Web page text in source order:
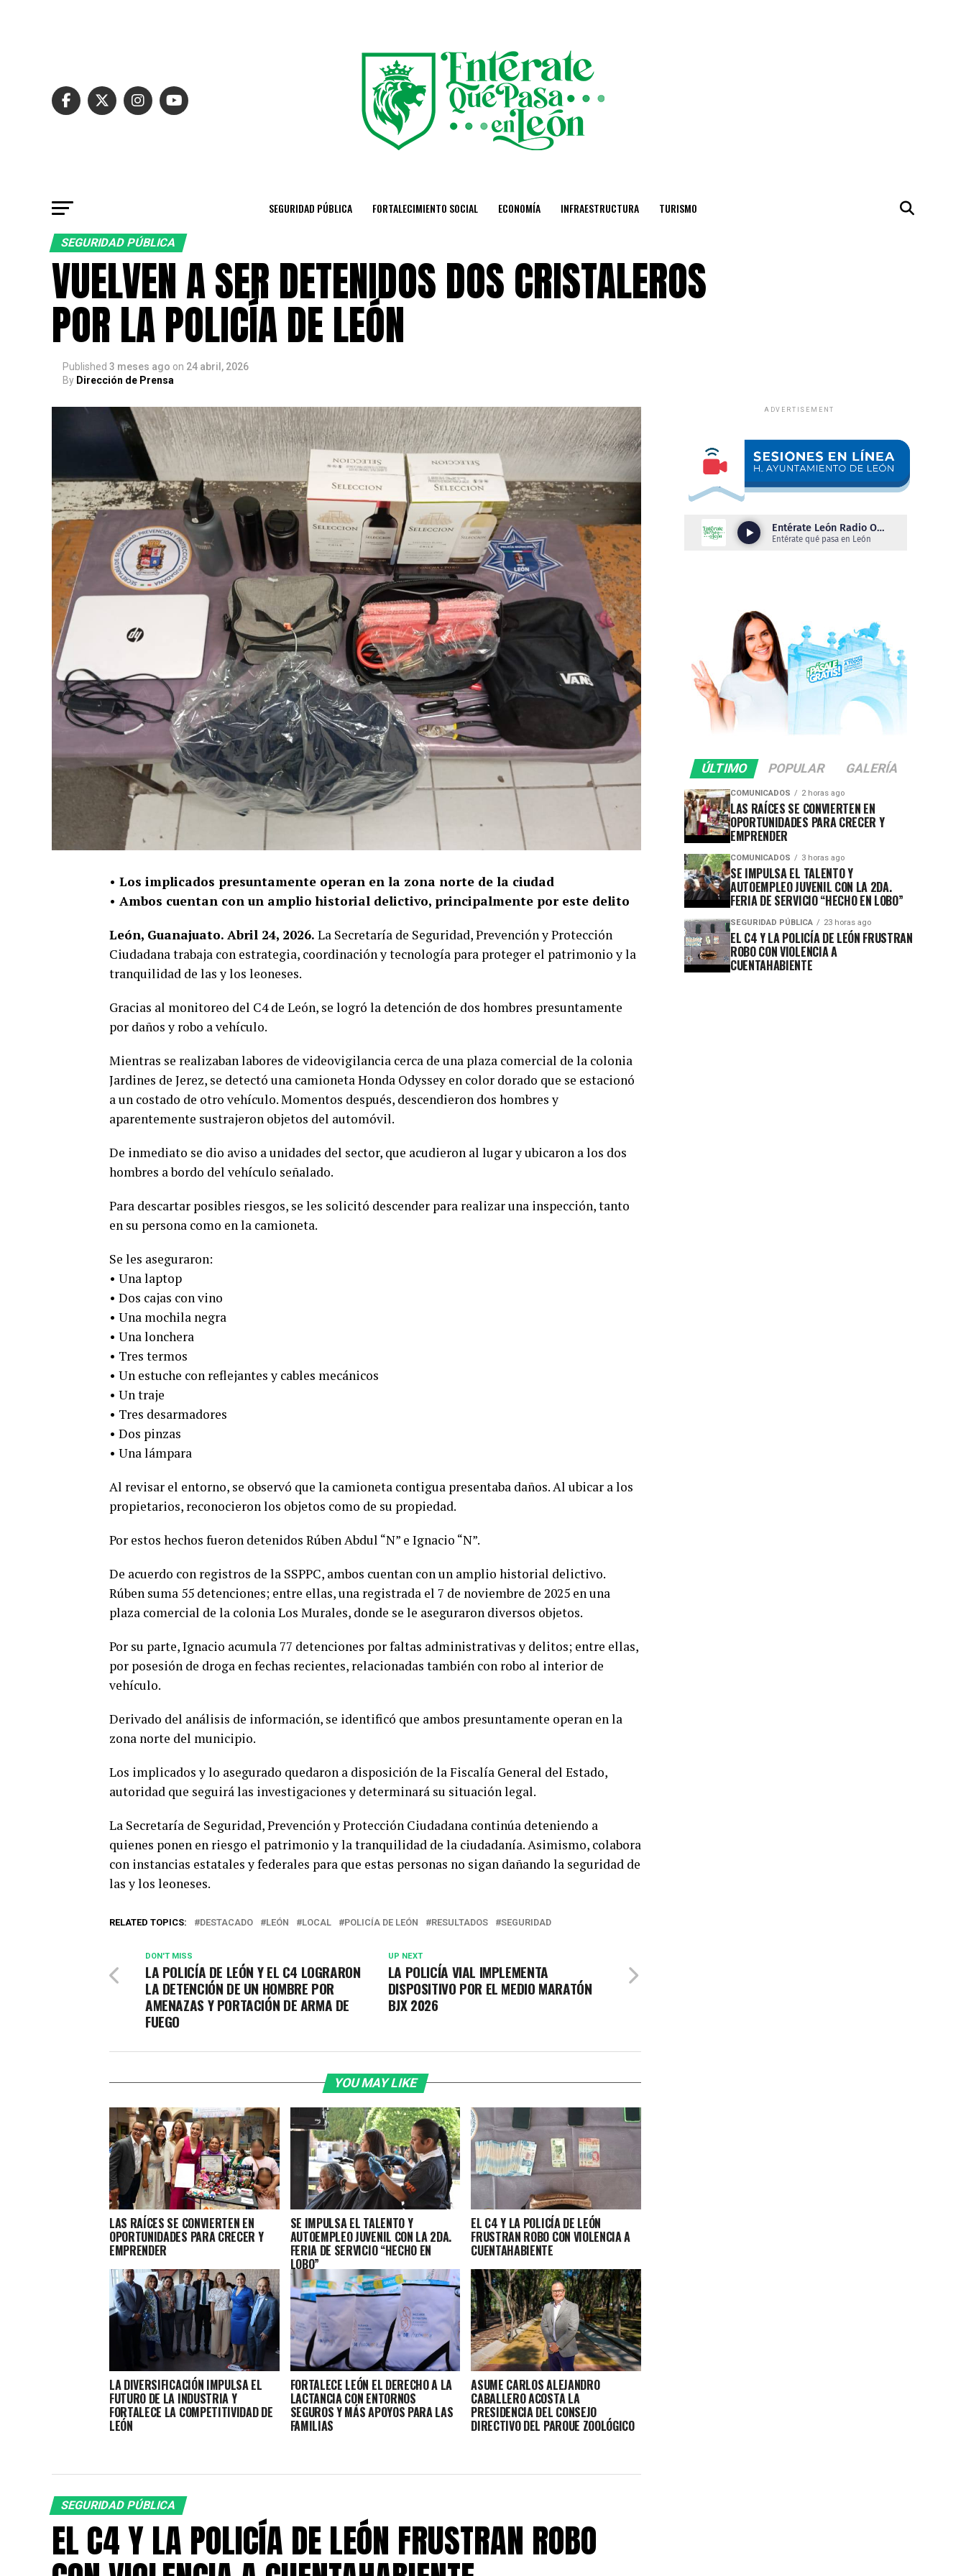
SEGURIDAD PÚBLICA FORTALECIMIENTO SOCIAL ECONOMÍA INFRAESTRUCTURA TURISMO
SEGURIDAD PÚBLICA
VUELVEN A SER DETENIDOS DOS CRISTALEROS
POR LA POLICÍA DE LEÓN
Published 3 meses ago on 24 abril, 2026
By Dirección de Prensa
• Los implicados presuntamente operan en la zona norte de la ciudad
• Ambos cuentan con un amplio historial delictivo, principalmente por este delito
León, Guanajuato. Abril 24, 2026. La Secretaría de Seguridad, Prevención y Protección
Ciudadana trabaja con estrategia, coordinación y tecnología para proteger el patrimonio y la
tranquilidad de las y los leoneses.
Gracias al monitoreo del C4 de León, se logró la detención de dos hombres presuntamente
por daños y robo a vehículo.
Mientras se realizaban labores de videovigilancia cerca de una plaza comercial de la colonia
Jardines de Jerez, se detectó una camioneta Honda Odyssey en color dorado que se estacionó
a un costado de otro vehículo. Momentos después, descendieron dos hombres y
aparentemente sustrajeron objetos del automóvil.
De inmediato se dio aviso a unidades del sector, que acudieron al lugar y ubicaron a los dos
hombres a bordo del vehículo señalado.
Para descartar posibles riesgos, se les solicitó descender para realizar una inspección, tanto
en su persona como en la camioneta.
Se les aseguraron:
• Una laptop
• Dos cajas con vino
• Una mochila negra
• Una lonchera
• Tres termos
• Un estuche con reflejantes y cables mecánicos
• Un traje
• Tres desarmadores
• Dos pinzas
• Una lámpara
Al revisar el entorno, se observó que la camioneta contigua presentaba daños. Al ubicar a los
propietarios, reconocieron los objetos como de su propiedad.
Por estos hechos fueron detenidos Rúben Abdul “N” e Ignacio “N”.
De acuerdo con registros de la SSPPC, ambos cuentan con un amplio historial delictivo.
Rúben suma 55 detenciones; entre ellas, una registrada el 7 de noviembre de 2025 en una
plaza comercial de la colonia Los Murales, donde se le aseguraron diversos objetos.
Por su parte, Ignacio acumula 77 detenciones por faltas administrativas y delitos; entre ellas,
por posesión de droga en fechas recientes, relacionadas también con robo al interior de
vehículo.
Derivado del análisis de información, se identificó que ambos presuntamente operan en la
zona norte del municipio.
Los implicados y lo asegurado quedaron a disposición de la Fiscalía General del Estado,
autoridad que seguirá las investigaciones y determinará su situación legal.
La Secretaría de Seguridad, Prevención y Protección Ciudadana continúa deteniendo a
quienes ponen en riesgo el patrimonio y la tranquilidad de la ciudadanía. Asimismo, colabora
con instancias estatales y federales para que estas personas no sigan dañando la seguridad de
las y los leoneses.
RELATED TOPICS: DESTACADO LEÓN LOCAL POLICÍA DE LEÓN RESULTADOS SEGURIDAD
UP NEXT
LA POLICÍA VIAL IMPLEMENTA
DISPOSITIVO POR EL MEDIO MARATÓN
BJX 2026
DON'T MISS
LA POLICÍA DE LEÓN Y EL C4 LOGRARON
LA DETENCIÓN DE UN HOMBRE POR
AMENAZAS Y PORTACIÓN DE ARMA DE
FUEGO
YOU MAY LIKE
LAS RAÍCES SE CONVIERTEN EN
OPORTUNIDADES PARA CRECER Y
EMPRENDER
SE IMPULSA EL TALENTO Y
AUTOEMPLEO JUVENIL CON LA 2DA.
FERIA DE SERVICIO “HECHO EN
LOBO”
EL C4 Y LA POLICÍA DE LEÓN
FRUSTRAN ROBO CON VIOLENCIA A
CUENTAHABIENTE
LA DIVERSIFICACIÓN IMPULSA EL
FUTURO DE LA INDUSTRIA Y
FORTALECE LA COMPETITIVIDAD DE
LEÓN
FORTALECE LEÓN EL DERECHO A LA
LACTANCIA CON ENTORNOS
SEGUROS Y MÁS APOYOS PARA LAS
FAMILIAS
ASUME CARLOS ALEJANDRO
CABALLERO ACOSTA LA
PRESIDENCIA DEL CONSEJO
DIRECTIVO DEL PARQUE ZOOLÓGICO
SEGURIDAD PÚBLICA
EL C4 Y LA POLICÍA DE LEÓN FRUSTRAN ROBO
ADVERTISEMENT
ÚLTIMO POPULAR GALERÍA
COMUNICADOS 2 horas ago
LAS RAÍCES SE CONVIERTEN EN
OPORTUNIDADES PARA CRECER Y
EMPRENDER
COMUNICADOS 3 horas ago
SE IMPULSA EL TALENTO Y
AUTOEMPLEO JUVENIL CON LA 2DA.
FERIA DE SERVICIO “HECHO EN LOBO”
SEGURIDAD PÚBLICA 23 horas ago
EL C4 Y LA POLICÍA DE LEÓN FRUSTRAN
ROBO CON VIOLENCIA A
CUENTAHABIENTE